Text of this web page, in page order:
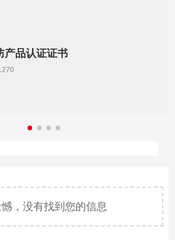
产品认证证书
，没有找到您的信息